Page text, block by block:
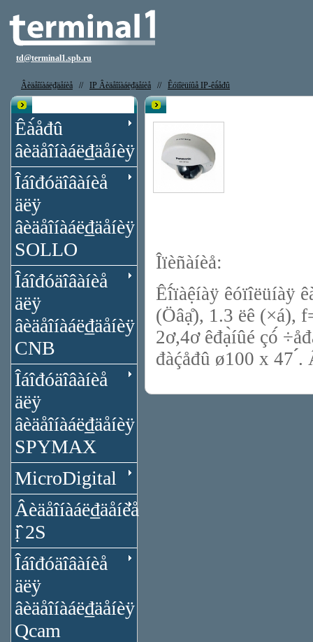
td@terminal1.spb.ru
Âèäåîíàáë₫äåíèå // IP Âèäåîíàáë₫äåíèå // Êóïîëüíûå IP-êà́åđû
Êà́åđû
âèäåîíàáë₫äåíèÿ
Îáîđóäîâàíèå
äëÿ
âèäåîíàáë₫äåíèÿ
SOLLO
Îáîđóäîâàíèå
äëÿ
âèäåîíàáë₫äåíèÿ
CNB
Îáîđóäîâàíèå
äëÿ
âèäåîíàáë₫äåíèÿ
SPYMAX
MicroDigital
Âèäåîíàáë₫äåíèå
ị̂ 2S
Îáîđóäîâàíèå
äëÿ
âèäåîíàáë₫äåíèÿ
Qcam
Îïèñàíèå:
Êî́ïàệíàÿ êóïîëüíàÿ
(Öâạ̊), 1.3 ëê (×á),
2ơ,4ơ êđạ̀íûé çó́
đàḉåđû ø100 x 47 ́́.